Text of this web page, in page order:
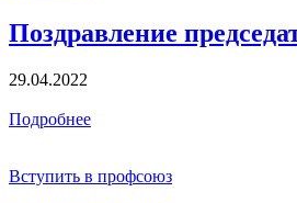
Поздравление
29.04.2022
Подробнее
Вступить в профсоюз